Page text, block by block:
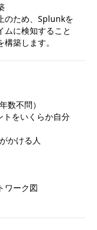
のため、Splunkを
ムに検知すること
構築します。
不問）
をいくらか自分
かける人
ワーク図